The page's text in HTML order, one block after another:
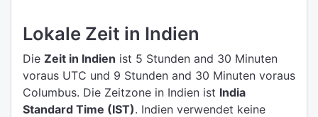
Lokale Zeit in Indien
Die Zeit in Indien ist 5 Stunden and 30 Minuten
voraus UTC und 9 Stunden and 30 Minuten voraus
Columbus. Die Zeitzone in Indien ist India
Standard Time (IST). Indien verwendet keine